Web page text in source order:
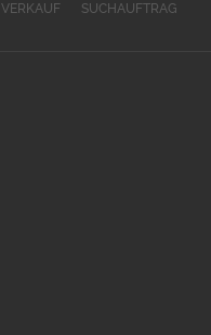
VERKAUF
SUCHAUFTRAG